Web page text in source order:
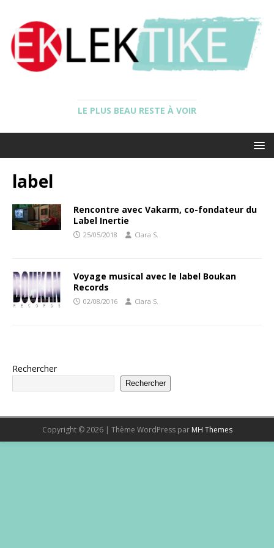
LE PLUS BEAU RESTE À VOIR
label
Rencontre avec Vakarm, co-fondateur du
Label Inertie
25/05/2018 Clara S.
Voyage musical avec le label Boukan
Records
02/08/2016 Clara S.
Rechercher
Rechercher
Copyright © 2026 | Thème WordPress par MH Themes